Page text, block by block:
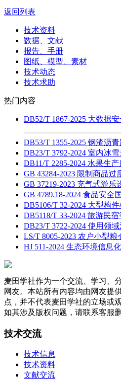
返回列表
技术资料
数据、文献
报告、手册
图纸、模型、素材
技术动态
技术求助
热门内容
DB52/T 1867-2025 大数据
DB53/T 1355-2025 钢渣沥
DB23/T 3792-2024 室内冰
DB11/T 2285-2024 水果生
GB 43284-2023 限制商品过
GB 37219-2023 充气式游乐
GB 4789.18-2024 食品安全
DB5106/T 32-2024 大型构
DB5118/T 33-2024 旅游民
DB23/T 3722-2024 使用领
LS/T 8005-2023 农户小型
HJ 511-2024 生态环境信息
麦田学社作为一个交流、学习、
网友。本站所有内容均由网友提
点，并不代表麦田学社的立场或
如其涉及版权问题，请联系客服
技术交流
技术信息
技术资料
文献交流